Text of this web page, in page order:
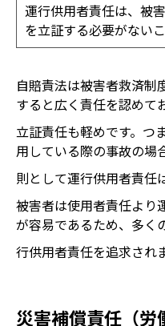
運行供用者責任は、被
を立証する必要がない
自賠責法は被害者救済制
すると広く責任を認めて
立証責任も軽めです。つ
用している際の事故の場
則として運行供用者責任
被害者は使用者責任より
が容易であるため、多く
行供用者責任を追求され
災害補償責任（労